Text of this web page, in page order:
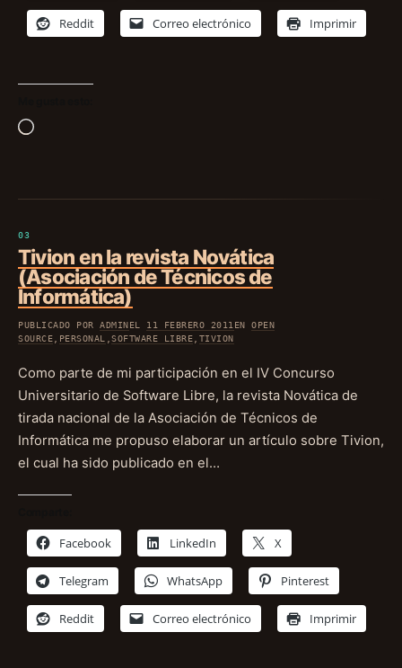
Reddit Correo electrónico Imprimir
Cargando...
Tivion en la revista Novática
(Asociación de Técnicos de
Informática)
PUBLICADO PORADMINEL 11 FEBRERO 2011 ENOPEN
SOURCE
PERSONAL ,SOFTWARE LIBRE TIVION
Como parte de mi participación en el IV Concurso
Universitario de Software Libre, la revista Novática de
tirada nacional de la Asociación de Técnicos de
Informática me propuso elaborar un artículo sobre Tivion,
el cual ha sido publicado en el…
Facebook LinkedIn X
Telegram WhatsApp Pinterest
Reddit Correo electrónico Imprimir